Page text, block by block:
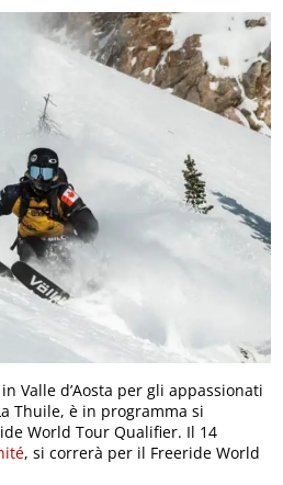
Valle d’Aosta per gli appassionati
Thuile, è in programma si
World Tour Qualifier. Il 14
, si correrà per il Freeride World